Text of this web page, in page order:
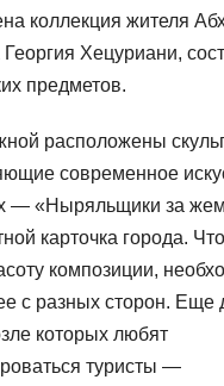
коллекция жителя
Хецуриани,
предметов.
расположены
современное
— «Ныряльщики за
карточка города.
композиции,
с разных сторон. Еще
которых любят
туристы —